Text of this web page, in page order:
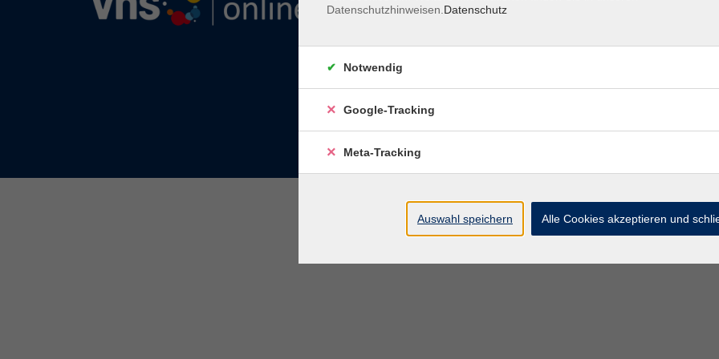
Datenschutzhinweisen. Datenschutz
Notwendig
Google-Tracking
Meta-Tracking
Auswahl speichern Alle Cookies akzeptieren und